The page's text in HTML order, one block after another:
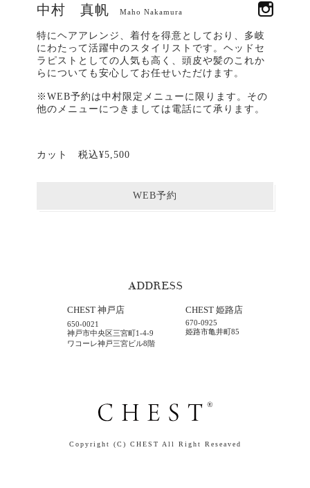
中村 真帆 Maho Nakamura
特にヘアアレンジ、着付を得意としており、多岐
にわたって活躍中のスタイリストです。ヘッドセ
ラピストとしての人気も高く、頭皮や髪のこれか
らについても安心してお任せいただけます。
※WEB予約は中村限定メニューに限ります。その
他のメニューにつきましては電話にて承ります。
カット 税込¥5,500
WEB予約
ADDRESS
CHEST 神戸店
650-0021
神戸市中央区三宮町1-4-9
ワコーレ神戸三宮ビル8階
CHEST 姫路店
670-0925
姫路市亀井町85
Copyright (C) CHEST All Right Reseaved